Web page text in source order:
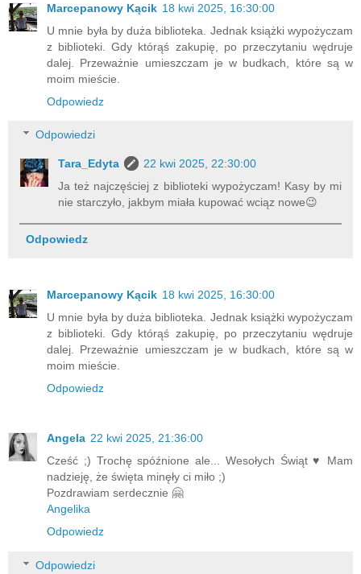
Marcepanowy Kącik 18 kwi 2025, 16:30:00
U mnie była by duża biblioteka. Jednak książki wypożyczam
z biblioteki. Gdy którąś zakupię, po przeczytaniu wędruje
dalej. Przeważnie umieszczam je w budkach, które są w
moim mieście.
Odpowiedz
Odpowiedzi
Tara_Edyta
22 kwi 2025, 22:30:00
Ja też najczęściej z biblioteki wypożyczam! Kasy by mi
nie starczyło, jakbym miała kupować wciąz nowe😉
Odpowiedz
Marcepanowy Kącik 18 kwi 2025, 16:30:00
U mnie była by duża biblioteka. Jednak książki wypożyczam
z biblioteki. Gdy którąś zakupię, po przeczytaniu wędruje
dalej. Przeważnie umieszczam je w budkach, które są w
moim mieście.
Odpowiedz
Angela 22 kwi 2025, 21:36:00
Cześć ;) Trochę spóźnione ale... Wesołych Świąt ♥ Mam
nadzieję, że święta minęły ci miło ;)
Pozdrawiam serdecznie 🤗
Angelika
Odpowiedz
Odpowiedzi